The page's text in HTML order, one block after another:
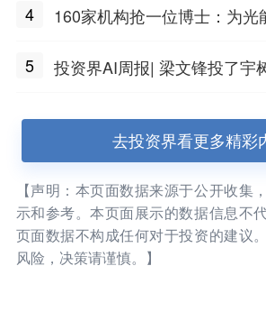
4
160家机构抢一位博士：为光
5
投资界AI周报| 梁文锋投了宇
去投资界看更多精彩
【声明：本页面数据来源于公开收集
示和参考。本页面展示的数据信息不
页面数据不构成任何对于投资的建议
风险，决策请谨慎。】